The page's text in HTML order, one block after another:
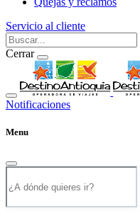
Servicio al cliente
Cerrar
Notificaciones
Menu